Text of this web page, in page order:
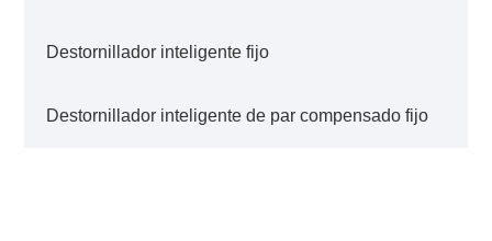
Destornillador inteligente fijo
Destornillador inteligente de par compensado fijo